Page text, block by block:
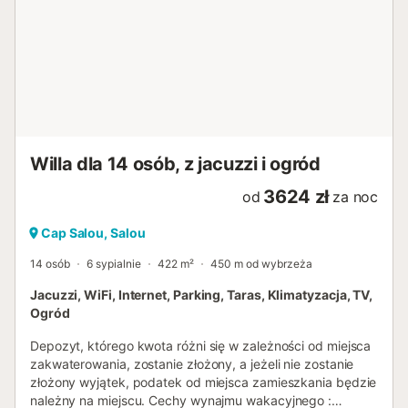
oferowaną przez firmę za działania, które nie...
Willa dla 14 osób, z jacuzzi i ogród
od 3624 zł za noc
Cap Salou, Salou
14 osób 6 sypialnie 422 m² 450 m od wybrzeża
Jacuzzi, WiFi, Internet, Parking, Taras, Klimatyzacja, TV,
Ogród
Depozyt, którego kwota różni się w zależności od miejsca
zakwaterowania, zostanie złożony, a jeżeli nie zostanie
złożony wyjątek, podatek od miejsca zamieszkania będzie
należny na miejscu. Cechy wynajmu wakacyjnego :